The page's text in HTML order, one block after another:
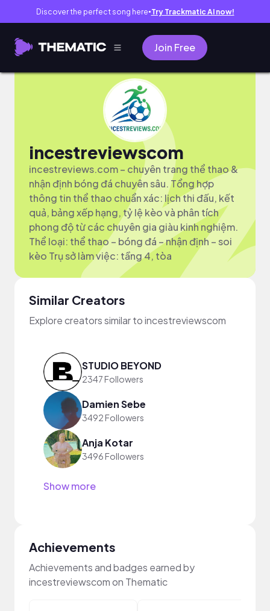
Discover the perfect song here● Try Trackmatic AI now!
Join Free
incestreviewscom
incestreviews.com – chuyên trang thể thao &
nhận định bóng đá chuyên sâu. Tổng hợp
thông tin thể thao chuẩn xác: lịch thi đấu, kết
quả, bảng xếp hạng, tỷ lệ kèo và phân tích
phong độ từ các chuyên gia giàu kinh nghiệm.
Thể loại: thể thao – bóng đá – nhận định – soi
kèo Trụ sở làm việc: tầng 4, tòa
Similar Creators
Explore creators similar to incestreviewscom
STUDIO BEYOND
2347 Followers
Damien Sebe
3492 Followers
Anja Kotar
3496 Followers
Show more
Achievements
Achievements and badges earned by
incestreviewscom on Thematic